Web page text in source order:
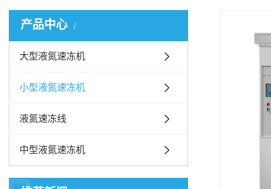
产品中心
大型液氮速冻机
小型液氮速冻机
液氮速冻线
中型液氮速冻机